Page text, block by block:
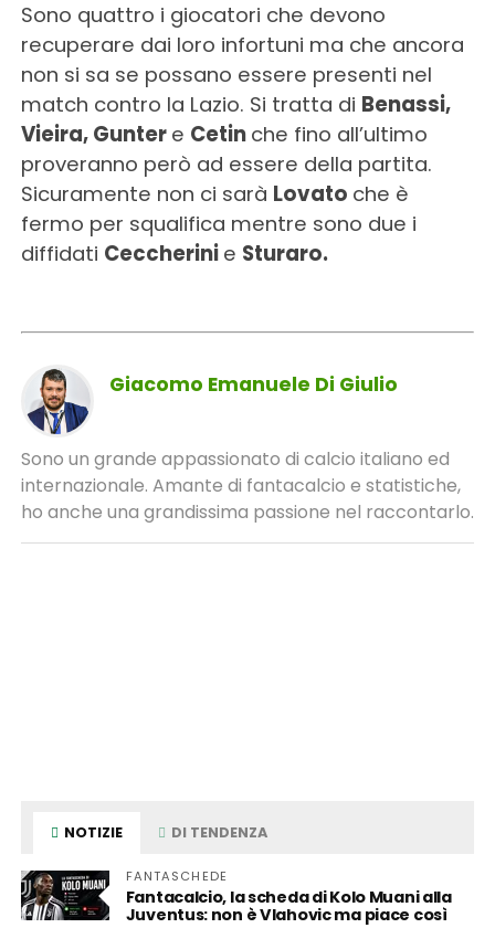
Sono quattro i giocatori che devono
recuperare dai loro infortuni ma che ancora
non si sa se possano essere presenti nel
match contro la Lazio. Si tratta di Benassi,
Vieira, Gunter e Cetin che fino all’ultimo
proveranno però ad essere della partita.
Sicuramente non ci sarà Lovato che è
fermo per squalifica mentre sono due i
diffidati Ceccherini e Sturaro.
Giacomo Emanuele Di Giulio
Sono un grande appassionato di calcio italiano ed
internazionale. Amante di fantacalcio e statistiche,
ho anche una grandissima passione nel raccontarlo.
NOTIZIE DI TENDENZA
FANTASCHEDE
Fantacalcio, la scheda di Kolo Muani alla
Juventus: non è Vlahovic ma piace così